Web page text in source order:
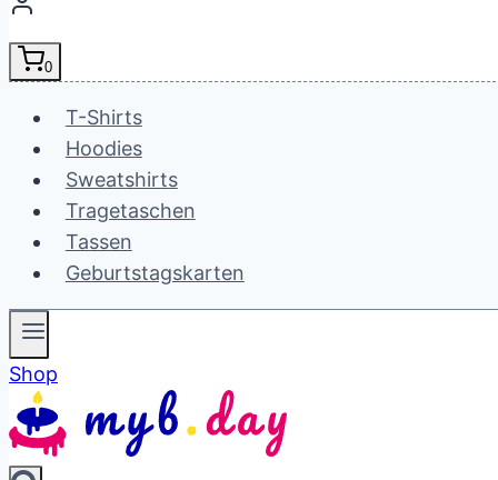
0
T-Shirts
Hoodies
Sweatshirts
Tragetaschen
Tassen
Geburtstagskarten
Shop